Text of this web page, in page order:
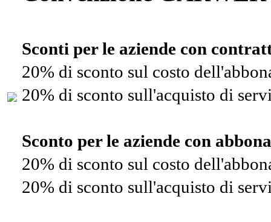
Sconti per le aziende con
20% di sconto sul costo
20% di sconto sull'acquisto di
Sconto per le aziende con
20% di sconto sul costo
20% di sconto sull'acquisto di